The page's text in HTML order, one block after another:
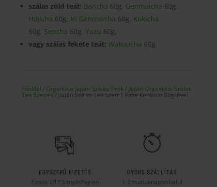
Kerámia
Bögrével
szálas zöld teát: Bancha 60g, Genmaicha 60g,
Hojicha 60g, Iri Genmaicha 60g, Kukicha
60g, Sencha 60g, Yuzu 60g,
vagy szálas fekete teát: Wakoucha 60g.
Főoldal / Organikus Japán Szálas Teák/ Japán Organikus Szálas
Tea Szettek/ Japán Szálas Tea Szett 1 Kaze Kerámia Bögrével
EGYSZERŰ FIZETÉS
Fizess OTP SimplePay-en
GYORS SZÁLLÍTÁS
1-2 munkanapon belül